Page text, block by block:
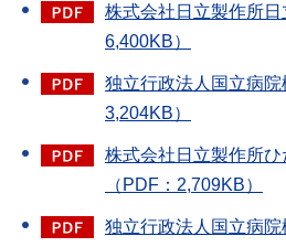
株式会社日立製作所日
6,400KB）
独立行政法人国立病院
3,204KB）
株式会社日立製作所
（PDF：2,709KB）
独立行政法人国立病